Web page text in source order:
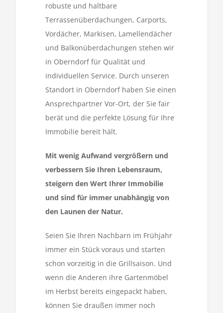
robuste und haltbare
Terrassenüberdachungen, Carports,
Vordächer, Markisen, Lamellendächer
und Balkonüberdachungen stehen wir
in Oberndorf für Qualität und
individuellen Service. Durch unseren
Standort in Oberndorf haben Sie einen
Ansprechpartner Vor-Ort, der Sie fair
berät und die perfekte Lösung für Ihre
Immobilie bereit hält.
Mit wenig Aufwand vergrößern und
verbessern Sie Ihren Lebensraum,
steigern den Wert Ihrer Immobilie
und sind für immer unabhängig von
den Launen der Natur.
Seien Sie Ihren Nachbarn im Frühjahr
immer ein Stück voraus und starten
schon vorzeitig in die Grillsaison. Und
wenn die Anderen ihre Gartenmöbel
im Herbst bereits eingepackt haben,
können Sie draußen immer noch